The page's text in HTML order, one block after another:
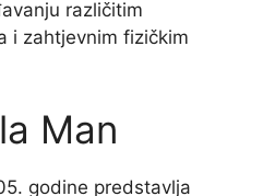
različitim
i zahtjevnim fizičkim
Man
godine predstavlja